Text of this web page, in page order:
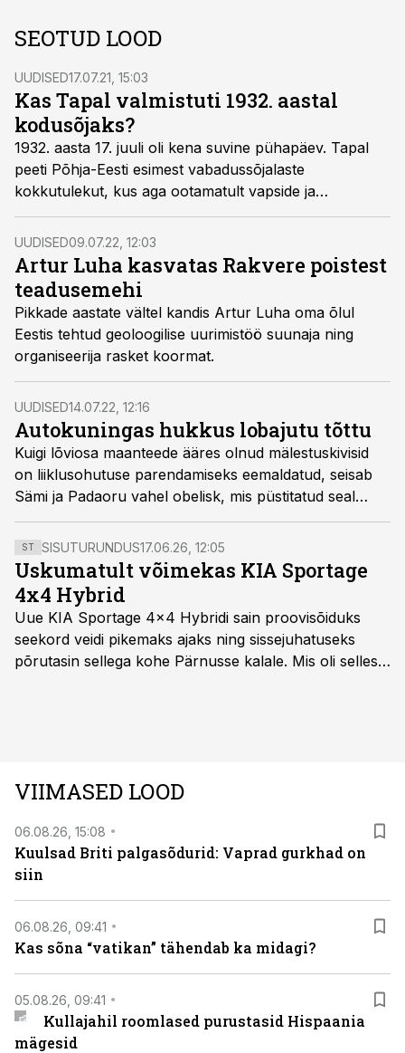
SEOTUD LOOD
UUDISED17.07.21, 15:03
Kas Tapal valmistuti 1932. aastal
kodusõjaks?
1932. aasta 17. juuli oli kena suvine pühapäev. Tapal
peeti Põhja-Eesti esimest vabadussõjalaste
kokkutulekut, kus aga ootamatult vapside ja
sotsialistide vahel lööminguks läks.
UUDISED09.07.22, 12:03
Artur Luha kasvatas Rakvere poistest
teadusemehi
Pikkade aastate vältel kandis Artur Luha oma õlul
Eestis tehtud geoloogilise uurimistöö suunaja ning
organiseerija rasket koormat.
UUDISED14.07.22, 12:16
Autokuningas hukkus lobajutu tõttu
Kuigi lõviosa maanteede ääres olnud mälestuskivisid
on liiklusohutuse parendamiseks eemaldatud, seisab
Sämi ja Padaoru vahel obelisk, mis püstitatud seal
hukkunud kunagise Eesti autokuninga Hans Vinnali
mälestuseks.
ST SISUTURUNDUS17.06.26, 12:05
Uskumatult võimekas KIA Sportage
4x4 Hybrid
Uue KIA Sportage 4x4 Hybridi sain proovisõiduks
seekord veidi pikemaks ajaks ning sissejuhatuseks
põrutasin sellega kohe Pärnusse kalale. Mis oli selles
VIIMASED LOOD
06.08.26, 15:08
Kuulsad Briti palgasõdurid: Vaprad gurkhad on
siin
06.08.26, 09:41
Kas sõna “vatikan” tähendab ka midagi?
05.08.26, 09:41
Kullajahil roomlased purustasid Hispaania
mägesid